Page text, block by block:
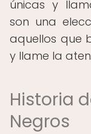
únicas y
son una
aquellos que
y llame la
Historia
Negros